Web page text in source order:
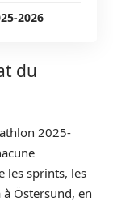
2026
du
2025-
les sprints, les
à Östersund, en